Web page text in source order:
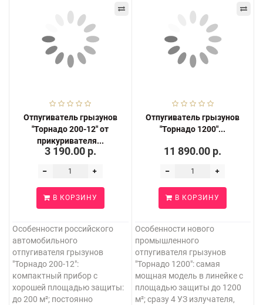
Отпугиватель грызунов
"Торнадо 200-12" от
прикуривателя...
3 190.00 р.
В КОРЗИНУ
Особенности российского
автомобильного
отпугивателя грызунов
"Торнадо 200-12":
компактный прибор с
хорошей площадью защиты:
до 200 м²; постоянно
Отпугиватель грызунов
"Торнадо 1200"...
11 890.00 р.
В КОРЗИНУ
Особенности нового
промышленного
отпугивателя грызунов
"Торнадо 1200": самая
мощная модель в линейке с
площадью защиты до 1200
м²; сразу 4 УЗ излучателя,